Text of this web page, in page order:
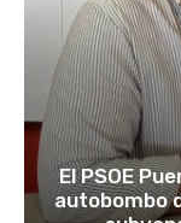
El PSOE
autobombo